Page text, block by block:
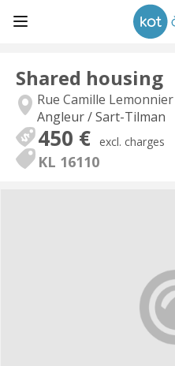
Shared housing
Rue Camille Lemonnier
Angleur / Sart-Tilman
450 € excl. charges
KL 16110